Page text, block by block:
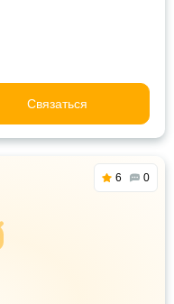
Связаться
6 0